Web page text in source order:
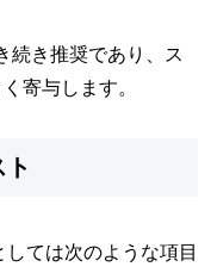
続き推奨であり、ス
寄与します。
ては次のような項目